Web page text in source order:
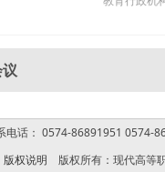
电话： 0574-86891951 0574-
版权说明 版权所有：现代高等